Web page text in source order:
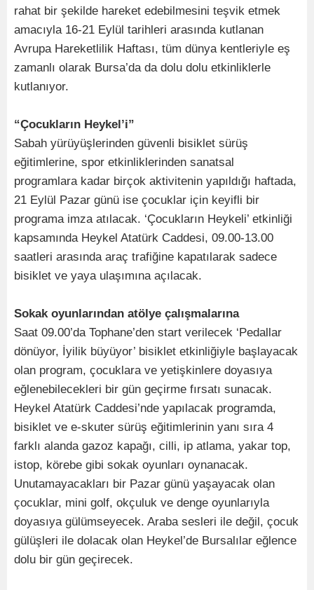
rahat bir şekilde hareket edebilmesini teşvik etmek
amacıyla 16-21 Eylül tarihleri arasında kutlanan
Avrupa Hareketlilik Haftası, tüm dünya kentleriyle eş
zamanlı olarak Bursa’da da dolu dolu etkinliklerle
kutlanıyor.
“Çocukların Heykel’i”
Sabah yürüyüşlerinden güvenli bisiklet sürüş
eğitimlerine, spor etkinliklerinden sanatsal
programlara kadar birçok aktivitenin yapıldığı haftada,
21 Eylül Pazar günü ise çocuklar için keyifli bir
programa imza atılacak. ‘Çocukların Heykeli’ etkinliği
kapsamında Heykel Atatürk Caddesi, 09.00-13.00
saatleri arasında araç trafiğine kapatılarak sadece
bisiklet ve yaya ulaşımına açılacak.
Sokak oyunlarından atölye çalışmalarına
Saat 09.00’da Tophane’den start verilecek ‘Pedallar
dönüyor, İyilik büyüyor’ bisiklet etkinliğiyle başlayacak
olan program, çocuklara ve yetişkinlere doyasıya
eğlenebilecekleri bir gün geçirme fırsatı sunacak.
Heykel Atatürk Caddesi’nde yapılacak programda,
bisiklet ve e-skuter sürüş eğitimlerinin yanı sıra 4
farklı alanda gazoz kapağı, cilli, ip atlama, yakar top,
istop, körebe gibi sokak oyunları oynanacak.
Unutamayacakları bir Pazar günü yaşayacak olan
çocuklar, mini golf, okçuluk ve denge oyunlarıyla
doyasıya gülümseyecek. Araba sesleri ile değil, çocuk
gülüşleri ile dolacak olan Heykel’de Bursalılar eğlence
dolu bir gün geçirecek.